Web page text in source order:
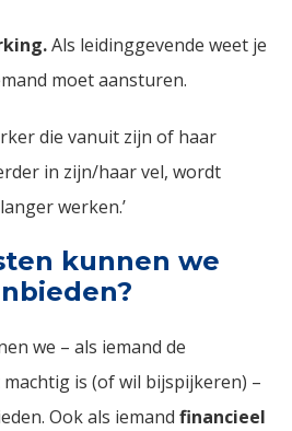
Als leidinggevende weet je
moet aansturen.
die vanuit zijn of haar
in zijn/haar vel, wordt
werken.’
kunnen we
we – als iemand de
is (of wil bijspijkeren) –
Ook als iemand financieel